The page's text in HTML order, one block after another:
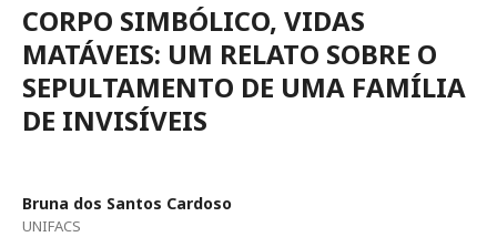
CORPO SIMBÓLICO, VIDAS
MATÁVEIS: UM RELATO SOBRE O
SEPULTAMENTO DE UMA FAMÍLIA
DE INVISÍVEIS
Bruna dos Santos Cardoso
UNIFACS